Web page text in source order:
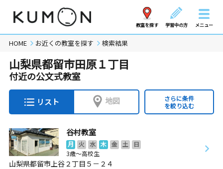
教室を探す 学習中の方 メニュー
HOME お近くの教室を探す 検索結果
山梨県都留市田原１丁目
付近の公文式教室
リスト 地図
さらに条件
を絞り込む
谷村教室
月 火 水 木 金 土
日
3歳～高校生
山梨県都留市上谷２丁目５－２４